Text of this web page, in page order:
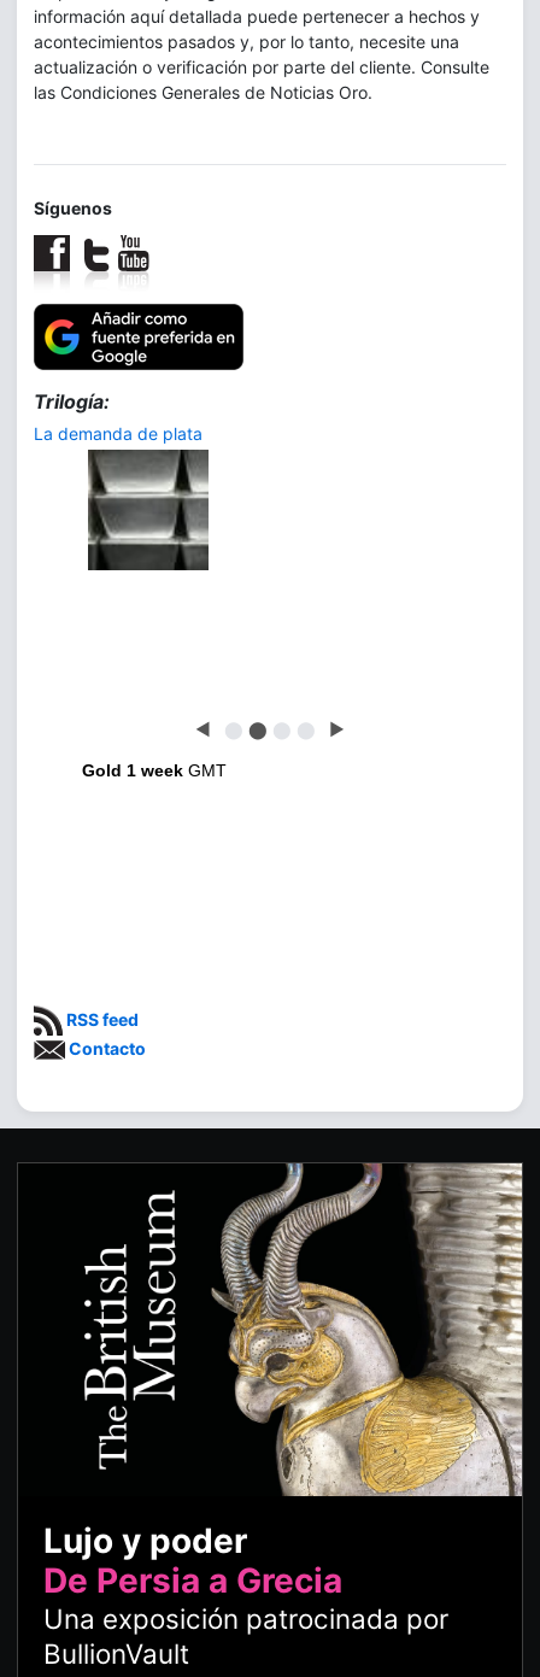
información aquí detallada puede pertenecer a hechos y
acontecimientos pasados y, por lo tanto, necesite una
actualización o verificación por parte del cliente. Consulte
las Condiciones Generales de Noticias Oro.
Síguenos
Trilogía:
La demanda de plata
◀ ⬤ ⬤ ⬤ ⬤ ▶
Gold 1 week GMT
RSS feed
Contacto
Lujo y poder
De Persia a Grecia
Una exposición patrocinada por
BullionVault